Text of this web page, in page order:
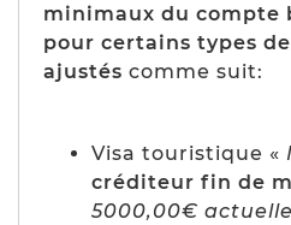
minimaux du compte
pour certains types
ajustés comme suit:
Visa touristique «
créditeur fin de
5000,00€